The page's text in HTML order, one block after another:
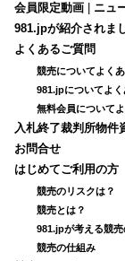
会員限定動画
ニュ
981.jpが紹介されま
よくあるご質問
競売についてよく
981.jpについてよく
無料会員について
入札終了裁判所物件
お問合せ
はじめてご利用の方
競売のリスクは？
競売とは？
981.jpが考える競
競売の仕組み